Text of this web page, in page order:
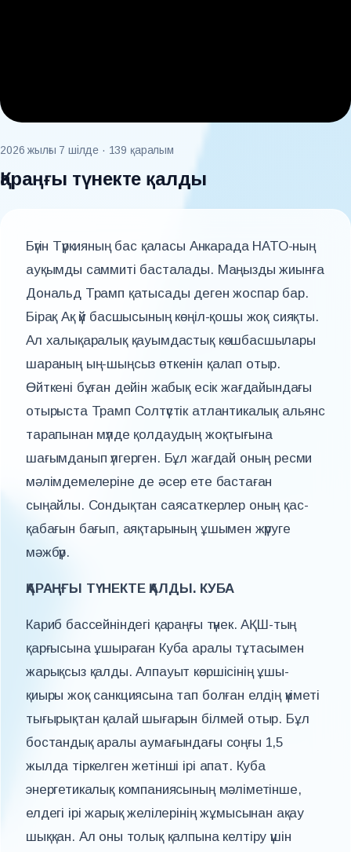
2026 жылғы 7 шілде · 139 қаралым
Қараңғы түнекте қалды
Бүгін Түркияның бас қаласы Анкарада НАТО-ның
ауқымды саммиті басталады. Маңызды жиынға
Дональд Трамп қатысады деген жоспар бар.
Бірақ Ақ үй басшысының көңіл-қошы жоқ сияқты.
Ал халықаралық қауымдастық көшбасшылары
шараның ың-шыңсыз өткенін қалап отыр.
Өйткені бұған дейін жабық есік жағдайындағы
отырыста Трамп Солтүстік атлантикалық альянс
тарапынан мүлде қолдаудың жоқтығына
шағымданып үлгерген. Бұл жағдай оның ресми
мәлімдемелеріне де әсер ете бастаған
сыңайлы. Сондықтан саясаткерлер оның қас-
қабағын бағып, аяқтарының ұшымен жүруге
мәжбүр.
ҚАРАҢҒЫ ТҮНЕКТЕ ҚАЛДЫ. КУБА
Кариб бассейніндегі қараңғы түнек. АҚШ-тың
қарғысына ұшыраған Куба аралы тұтасымен
жарықсыз қалды. Алпауыт көршісінің ұшы-
қиыры жоқ санкциясына тап болған елдің үкіметі
тығырықтан қалай шығарын білмей отыр. Бұл
бостандық аралы аумағындағы соңғы 1,5
жылда тіркелген жетінші ірі апат. Куба
энергетикалық компаниясының мәліметінше,
елдегі ірі жарық желілерінің жұмысынан ақау
шыққан. Ал оны толық қалпына келтіру үшін